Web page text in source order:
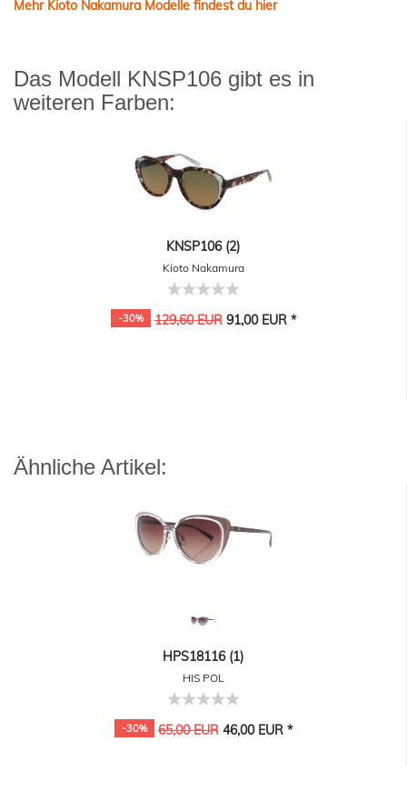
Mehr Kioto Nakamura Modelle findest du hier
Das Modell KNSP106 gibt es in
weiteren Farben:
KNSP106 (2)
Kioto Nakamura
-30% 129,60 EUR91,00 EUR *
Ähnliche Artikel:
HPS18116 (1)
HIS POL
-30% 65,00 EUR46,00 EUR *